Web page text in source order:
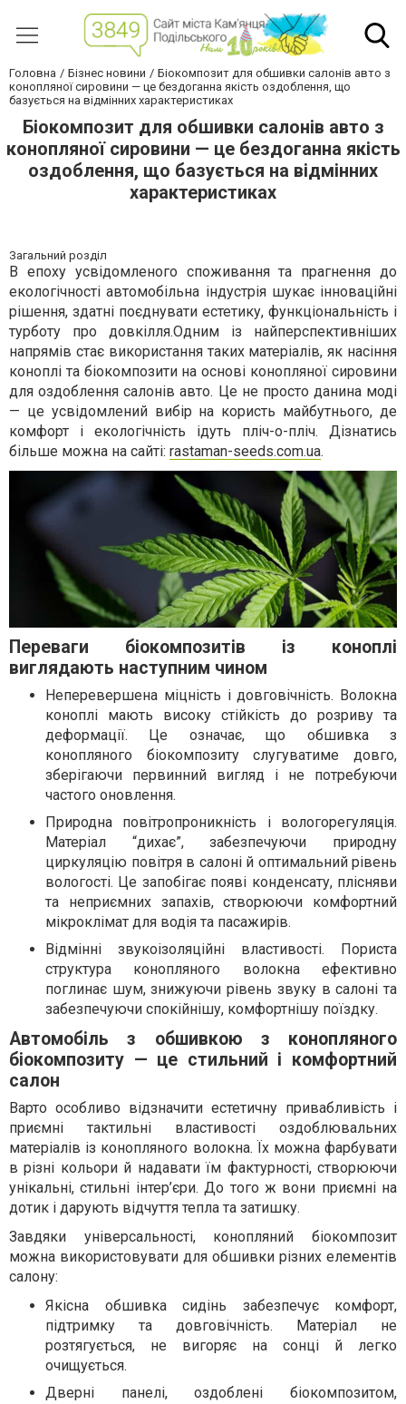
Головна Бізнес новини
Біокомпозит для обшивки салонів авто з
конопляної сировини — це бездоганна якість оздоблення, що
базується на відмінних характеристиках
Біокомпозит для обшивки салонів авто з
конопляної сировини — це бездоганна якість
оздоблення, що базується на відмінних
характеристиках
Загальний розділ
В епоху усвідомленого споживання та прагнення до
екологічності автомобільна індустрія шукає інноваційні
рішення, здатні поєднувати естетику, функціональність і
турботу про довкілля.Одним із найперспективніших
напрямів стає використання таких матеріалів, як насіння
коноплі та біокомпозити на основі конопляної сировини
для оздоблення салонів авто. Це не просто данина моді
— це усвідомлений вибір на користь майбутнього, де
комфорт і екологічність ідуть пліч-о-пліч. Дізнатись
більше можна на сайті: rastaman-seeds.com.ua.
Переваги біокомпозитів із коноплі
виглядають наступним чином
Неперевершена міцність і довговічність. Волокна
коноплі мають високу стійкість до розриву та
деформації. Це означає, що обшивка з
конопляного біокомпозиту слугуватиме довго,
зберігаючи первинний вигляд і не потребуючи
частого оновлення.
Природна повітропроникність і вологорегуляція.
Матеріал “дихає”, забезпечуючи природну
циркуляцію повітря в салоні й оптимальний рівень
вологості. Це запобігає появі конденсату, плісняви
та неприємних запахів, створюючи комфортний
мікроклімат для водія та пасажирів.
Відмінні звукоізоляційні властивості. Пориста
структура конопляного волокна ефективно
поглинає шум, знижуючи рівень звуку в салоні та
забезпечуючи спокійнішу, комфортнішу поїздку.
Автомобіль з обшивкою з конопляного
біокомпозиту — це стильний і комфортний
салон
Варто особливо відзначити естетичну привабливість і
приємні тактильні властивості оздоблювальних
матеріалів із конопляного волокна. Їх можна фарбувати
в різні кольори й надавати їм фактурності, створюючи
унікальні, стильні інтер’єри. До того ж вони приємні на
дотик і дарують відчуття тепла та затишку.
Завдяки універсальності, конопляний біокомпозит
можна використовувати для обшивки різних елементів
салону:
Якісна обшивка сидінь забезпечує комфорт,
підтримку та довговічність. Матеріал не
розтягується, не вигоряє на сонці й легко
очищується.
Дверні панелі, оздоблені біокомпозитом,